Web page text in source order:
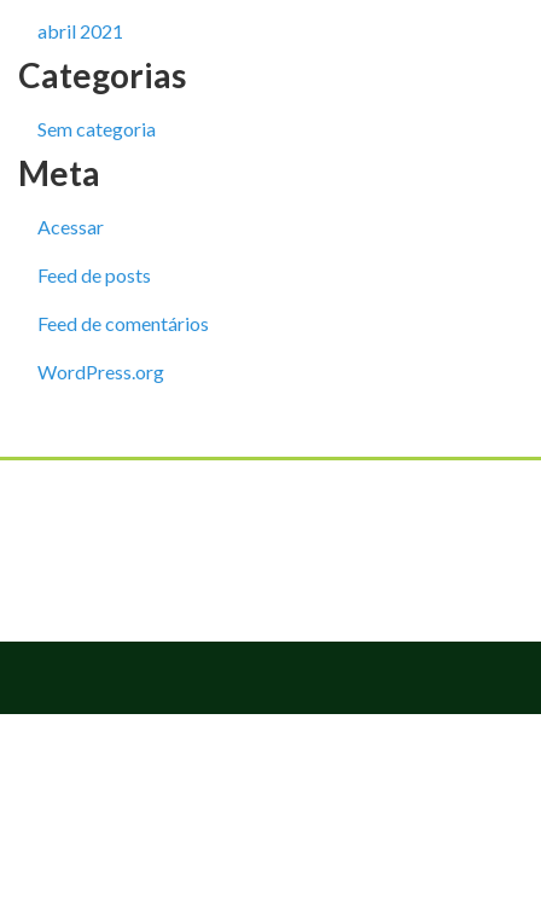
abril 2021
Categorias
Sem categoria
Meta
Acessar
Feed de posts
Feed de comentários
WordPress.org